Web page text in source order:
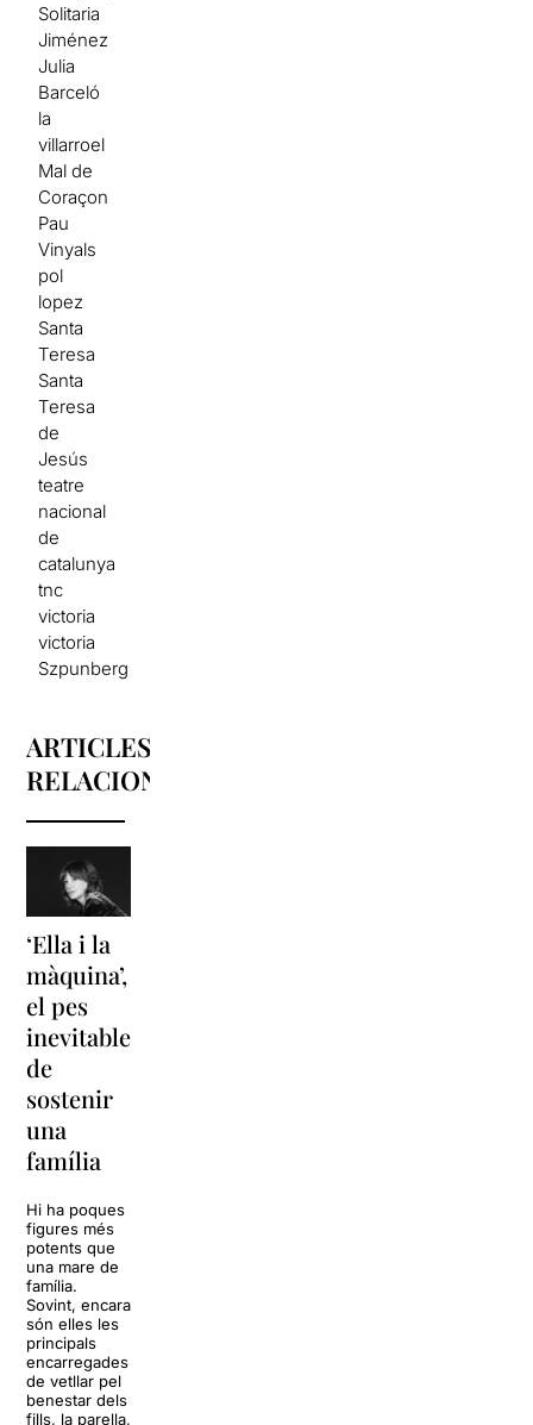
Solitaria
Jiménez
Julia
Barceló
la
villarroel
Mal de
Coraçon
Pau
Vinyals
pol
lopez
Santa
Teresa
Santa
Teresa
de
Jesús
teatre
nacional
de
catalunya
tnc
victoria
victoria
Szpunberg
ARTICLES
RELACIONATS
‘Ella i la
màquina’,
el pes
inevitable
de
sostenir
una
família
Hi ha poques
figures més
potents que
una mare de
família.
Sovint, encara
són elles les
principals
encarregades
de vetllar pel
benestar dels
fills, la parella,